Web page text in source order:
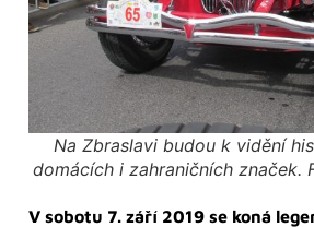
Na Zbraslavi budou k vidění
domácích i zahraničních značek.
V sobotu 7. září 2019 se koná